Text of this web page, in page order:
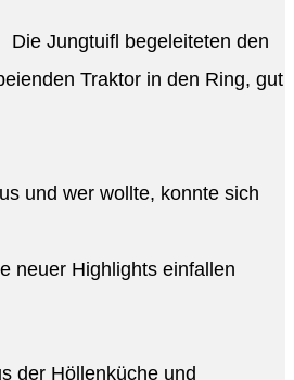
Die Jungtuifl begeleiteten den
Traktor in den Ring, gut
und wer wollte, konnte sich
neuer Highlights einfallen
der Höllenküche und